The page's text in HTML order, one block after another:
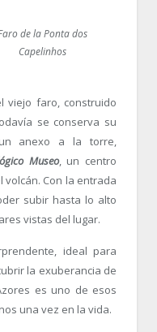
de la Ponta dos
Capelinhos
viejo faro, construido
se conserva su
anexo a la torre,
Museo, un centro
Con la entrada
subir hasta lo alto
vistas del lugar.
ideal para
la exuberancia de
es uno de esos
una vez en la vida.